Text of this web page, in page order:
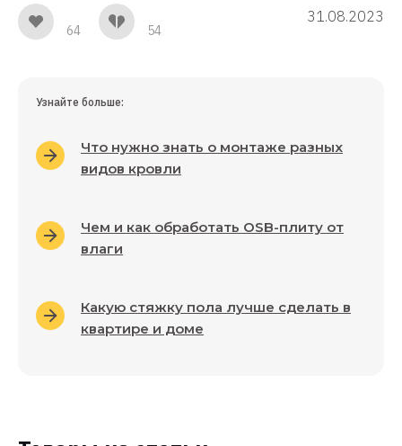
64 54
31.08.2023
Узнайте больше:
Что нужно знать о монтаже разных
видов кровли
Чем и как обработать OSB-плиту от
влаги
Какую стяжку пола лучше сделать в
квартире и доме